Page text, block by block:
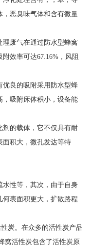
恶臭味气体和含有微量
理废气在通过防水型蜂窝
效率可达67.16%，风阻
优良的吸附采用防水型蜂
，吸附床体积小，设备能
剂的载体，它不仅具有耐
面积大，微孔发达等特
性等，其次，由于自身
表面积更大，扩散路程
炭。在众多的活性炭产品
窝活性炭包含了活性炭原